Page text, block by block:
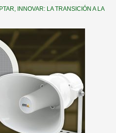
INNOVAR: LA TRANSICIÓN A LA